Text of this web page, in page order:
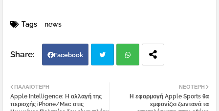
Tags news
Facebook
tter atsa
ΝΕΌΤΕΡΗ
Η εφαρμογή Apple Sports θα
εμφανίζει ζωντανά τα
ΠΑΛΑΙΌΤΕΡΗ
Apple Intelligence: H αλλαγή της
περιοχής iPhone/Mac στις